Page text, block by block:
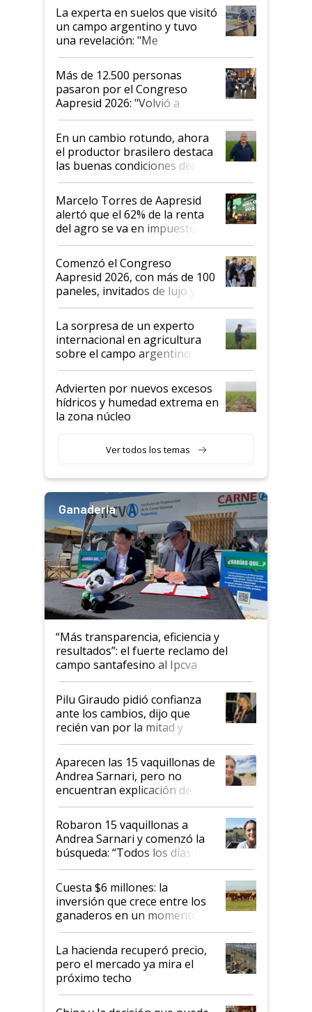
La experta en suelos que visitó
un campo argentino y tuvo
una revelación: "Me
impresionó mucho"
Más de 12.500 personas
pasaron por el Congreso
Aapresid 2026: "Volvió a
demostrar que hablar del
suelo es hablar de todo el
sistema productivo"
En un cambio rotundo, ahora
el productor brasilero destaca
las buenas condiciones del
agro argentino para invertir:
"Los veo más motivados"
Marcelo Torres de Aapresid
alertó que el 62% de la renta
del agro se va en impuestos:
"No es bueno que en
Argentina se sigan discutiendo
las mismas cosas de hace 50
años"
Comenzó el Congreso
Aapresid 2026, con más de 100
paneles, invitados de lujo y
todas las tendencias
La sorpresa de un experto
internacional en agricultura
sobre el campo argentino:
"Estoy muy impresionado"
Advierten por nuevos excesos
hídricos y humedad extrema en
la zona núcleo
Ver todos los temas
Ganadería
“Más transparencia, eficiencia y
resultados”: el fuerte reclamo del
campo santafesino al Ipcva
Pilu Giraudo pidió confianza
ante los cambios, dijo que
recién van por la mitad y
destacó que exportar dejó de
ser "para unos pocos":
"Tenemos un mandato muy
claro del gobierno nacional"
Aparecen las 15 vaquillonas de
Andrea Sarnari, pero no
encuentran explicación de
cómo llegaron allí
Robaron 15 vaquillonas a
Andrea Sarnari y comenzó la
búsqueda: “Todos los días le
toca a algún productor”
Cuesta $6 millones: la
inversión que crece entre los
ganaderos en un momento
histórico para la actividad
La hacienda recuperó precio,
pero el mercado ya mira el
próximo techo